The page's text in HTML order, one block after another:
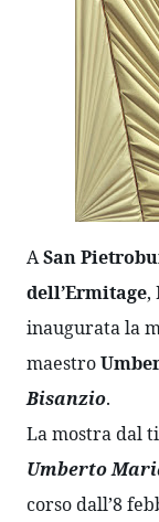
A San
dell’Ermitage,
inaugurata la
maestro
Bisanzio.
La mostra dal
Umberto
corso dall’8